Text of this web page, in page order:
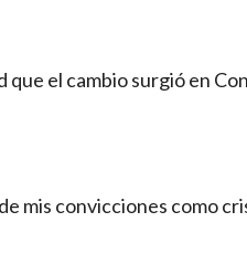
que el cambio surgió en
mis convicciones como